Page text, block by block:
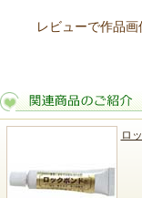
レビューで作品
ロ